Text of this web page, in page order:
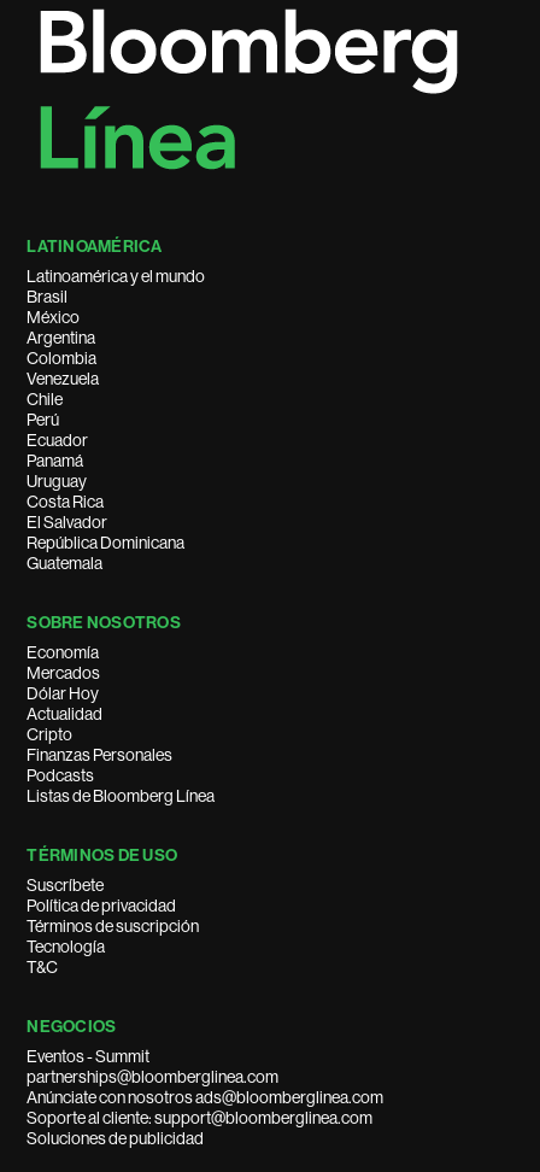
LATINOAMÉRICA
Latinoamérica y el mundo
Brasil
México
Argentina
Colombia
Venezuela
Chile
Perú
Ecuador
Panamá
Uruguay
Costa Rica
El Salvador
República Dominicana
Guatemala
SOBRE NOSOTROS
Economía
Mercados
Dólar Hoy
Actualidad
Cripto
Finanzas Personales
Podcasts
Listas de Bloomberg Línea
TÉRMINOS DE USO
Suscríbete
Política de privacidad
Términos de suscripción
Tecnología
T&C
NEGOCIOS
Eventos - Summit
partnerships@bloomberglinea.com
Anúnciate con nosotros ads@bloomberglinea.com
Soporte al cliente: support@bloomberglinea.com
Soluciones de publicidad